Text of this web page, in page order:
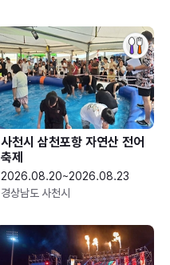
사천시 삼천포항 자연산 전어
축제
2026.08.20~2026.08.23
경상남도 사천시